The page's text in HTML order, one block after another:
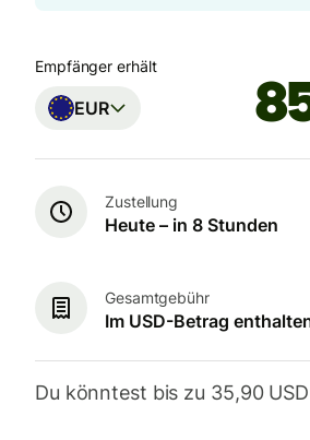
Empfänger erhält
EUR
Zustellung
Heute – in 8 Stunden
Gesamtgebühr
Im USD-Betrag
Du könntest bis zu 35,90